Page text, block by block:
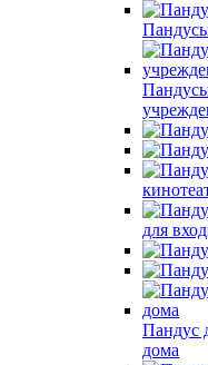
для
Пандус
дома